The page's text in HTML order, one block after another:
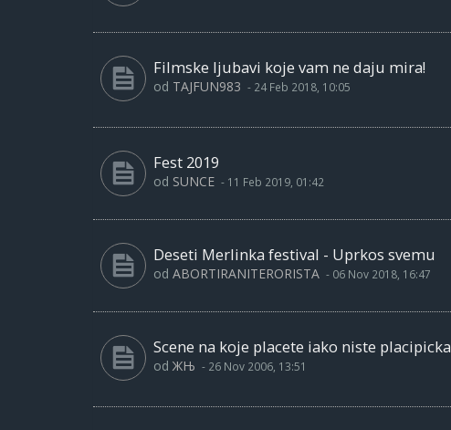
Filmske ljubavi koje vam ne daju mira!
od TAJFUN983 - 24 Feb 2018, 10:05
Fest 2019
od SUNCE - 11 Feb 2019, 01:42
Deseti Merlinka festival - Uprkos svemu
od ABORTIRANITERORISTA - 06 Nov 2018, 16:47
Scene na koje placete iako niste placipicka
od ЖЊ - 26 Nov 2006, 13:51